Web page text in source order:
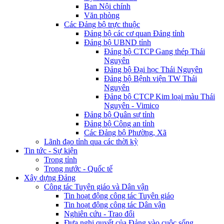
Ban Nội chính
Văn phòng
Các Đảng bộ trực thuộc
Đảng bộ các cơ quan Đảng tỉnh
Đảng bộ UBND tỉnh
Đảng bộ CTCP Gang thép Thái
Nguyên
Đảng bộ Đại học Thái Nguyên
Đảng bộ Bệnh viện TW Thái
Nguyên
Đảng bộ CTCP Kim loại màu Thái
Nguyên - Vimico
Đảng bộ Quân sự tỉnh
Đảng bộ Công an tỉnh
Các Đảng bộ Phường, Xã
Lãnh đạo tỉnh qua các thời kỳ
Tin tức - Sự kiện
Trong tỉnh
Trong nước - Quốc tế
Xây dựng Đảng
Công tác Tuyên giáo và Dân vận
Tin hoạt động công tác Tuyên giáo
Tin hoạt động công tác Dân vận
Nghiên cứu - Trao đổi